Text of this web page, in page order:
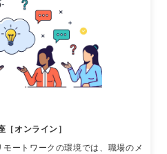
オンライン］
ートワークの環境では、職場のメ